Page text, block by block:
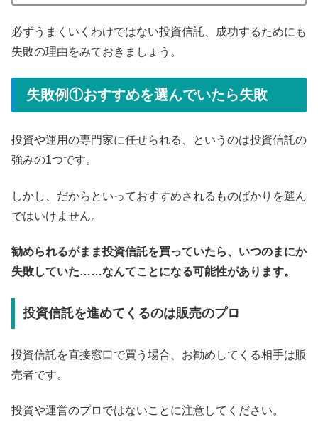
必ずうまくいくわけではない投資信託、成功するためにも
失敗の理由をみておきましょう。
失敗例①おすすめを選んでいたら失敗
投資や運用の専門家に任せられる、というのは投資信託の
強みの1つです。
しかし、だからといっておすすめされるものばかりを選ん
ではいけません。
勧められるがまま投資信託を買っていたら、いつのまにか
失敗していた……なんてことになる可能性があります。
投資信託を進めてくるのは販売のプロ
投資信託を直接窓口で買う場合、お勧めしてくる相手は販
売者です。
投資や運営のプロではないことに注意してください。